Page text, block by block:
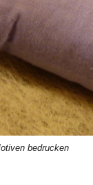
bedrucken